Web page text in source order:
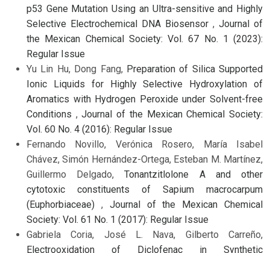
p53 Gene Mutation Using an Ultra-sensitive and Highly
Selective Electrochemical DNA Biosensor , Journal of
the Mexican Chemical Society: Vol. 67 No. 1 (2023):
Regular Issue
Yu Lin Hu, Dong Fang, Preparation of Silica Supported
Ionic Liquids for Highly Selective Hydroxylation of
Aromatics with Hydrogen Peroxide under Solvent-free
Conditions ,Journal of the Mexican Chemical Society:
Vol. 60 No. 4 (2016): Regular Issue
Fernando Novillo, Verónica Rosero, María Isabel
Chávez, Simón Hernández-Ortega, Esteban M. Martínez,
Guillermo Delgado,Tonantzitlolone A and other
cytotoxic constituents of Sapium macrocarpum
(Euphorbiaceae) , Journal of the Mexican Chemical
Society: Vol. 61 No. 1 (2017): Regular Issue
Gabriela Coria, José L. Nava, Gilberto Carreño,
Electrooxidation of Diclofenac in Synthetic